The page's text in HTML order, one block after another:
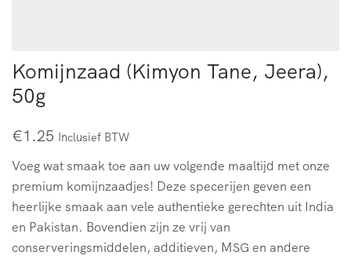
Komijnzaad (Kimyon Tane, Jeera),
50g
€1.25 Inclusief BTW
Voeg wat smaak toe aan uw volgende maaltijd met onze
premium komijnzaadjes! Deze specerijen geven een
heerlijke smaak aan vele authentieke gerechten uit India
en Pakistan. Bovendien zijn ze vrij van
conserveringsmiddelen, additieven, MSG en andere